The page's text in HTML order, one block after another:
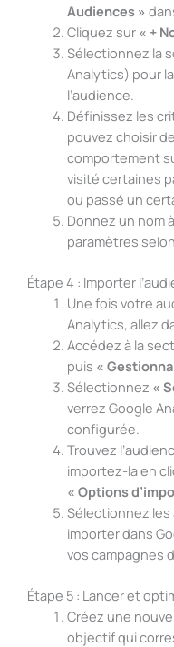
Audiences »
Cliquez sur « +
Sélectionnez la
Analytics) pour
l’audience.
Définissez les
pouvez choisir
comportement
visité certaines
ou passé un
Donnez un nom
paramètres
Étape 4 : Importer
Une fois votre
Analytics, allez
Accédez à la
puis «
Sélectionnez «
verrez Google
configurée.
Trouvez
importez-la en
« Options
Sélectionnez
importer dans
vos campagnes
Étape 5 : Lancer et
Créez une
objectif qui